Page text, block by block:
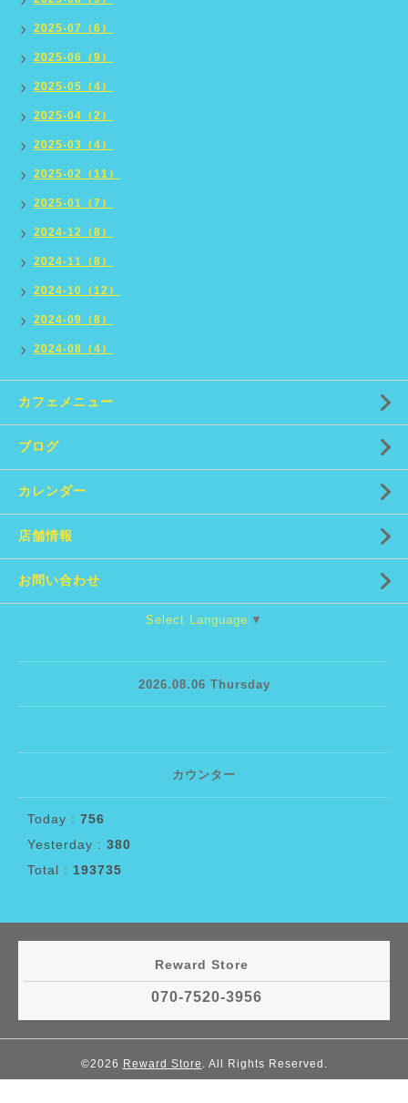
2025-07（6）
2025-06（9）
2025-05（4）
2025-04（2）
2025-03（4）
2025-02（11）
2025-01（7）
2024-12（8）
2024-11（8）
2024-10（12）
2024-09（8）
2024-08（4）
カフェメニュー
ブログ
カレンダー
店舗情報
お問い合わせ
Select Language ▼
2026.08.06 Thursday
カウンター
Today : 756
Yesterday : 380
Total : 193735
Reward Store
070-7520-3956
©2026 Reward Store . All Rights Reserved.